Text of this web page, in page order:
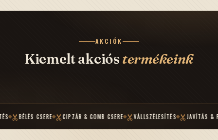
AKCIÓK
Kiemelt akcióstermékeink
CSERE CIPZÁR & GOMB CSERE VÁLLSZÉLESÍTÉS JAVÍTÁS &